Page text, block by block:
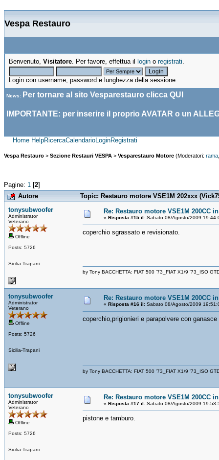
Vespa Restauro
Benvenuto, Visitatore. Per favore, effettua il login o registrati.
Login con username, password e lunghezza della sessione
News: Per tornare al sito Vesparestauro clicca QUI
IMPORTANTE: per inserire il proprio AVATAR o un
Home HelpRicercaCalendarioLoginRegistrati
Vespa Restauro > Sezione Restauri VESPA > Vesparestauro Motore (Moderatori: rama
Pagine: 1 [2]
Autore
Topic: Restauro motore VSE1M 202xxx
tonysubwoofer
Administrator
Veterano
Offline
Posts: 5726
Sicilia-Trapani
Re: Restauro motore VSE1M 200CC
« Risposta #15 il: Sabato 08/Agosto/2009
coperchio sgrassato e revisionato.
by Tony BACCHETTA: FIAT 500 '73_FIAT X1/9 '73_ISO
tonysubwoofer
Administrator
Veterano
Offline
Posts: 5726
Sicilia-Trapani
Re: Restauro motore VSE1M 200CC
« Risposta #16 il: Sabato 08/Agosto/2009
coperchio,prigionieri e parapolvere con
by Tony BACCHETTA: FIAT 500 '73_FIAT X1/9 '73_ISO
tonysubwoofer
Administrator
Veterano
Offline
Posts: 5726
Sicilia-Trapani
Re: Restauro motore VSE1M 200CC
« Risposta #17 il: Sabato 08/Agosto/2009
pistone e tamburo.